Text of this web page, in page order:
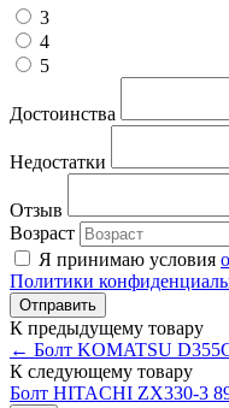
3
4
5
Достоинства
Недостатки
Отзыв
Возраст
Я принимаю условия
Политики
К предыдущему товару
← Болт KOMATSU
К следующему товару
Болт HITACHI ZX330-3